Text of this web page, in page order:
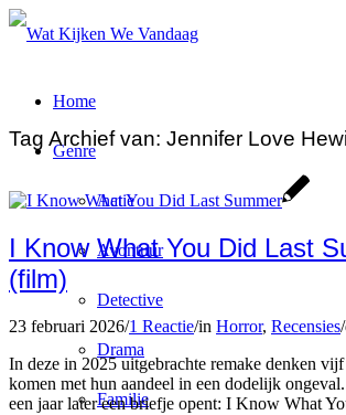
Home
Genre
Actie
Avontuur
Detective
Drama
Familie
Tag Archief van: Jennifer Love
I Know What You Did Last
(film)
23 februari 2026/1 Reactie/in Horror, Recensies/
In deze in 2025 uitgebrachte remake denken
komen met hun aandeel in een dodelijk
een jaar later een briefje opent: I Know What